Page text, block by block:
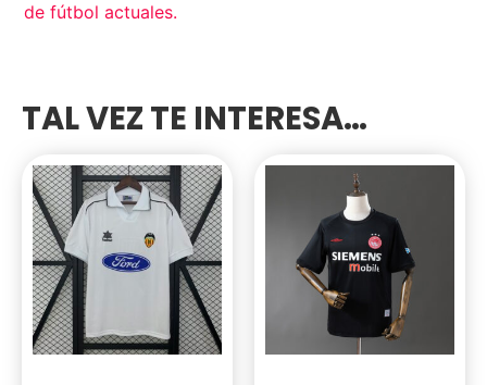
de fútbol actuales.
TAL VEZ TE INTERESA…